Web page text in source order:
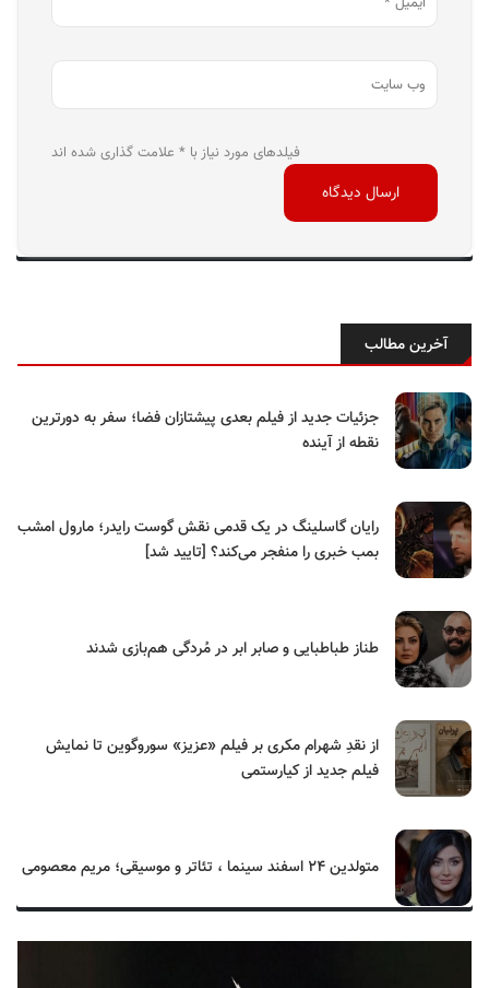
فیلدهای مورد نیاز با * علامت گذاری شده اند
آخرین مطالب
جزئیات جدید از فیلم بعدی پیشتازان فضا؛ سفر به دورترین
نقطه از آینده
رایان گاسلینگ در یک قدمی نقش گوست رایدر؛ مارول امشب
بمب خبری را منفجر می‌کند؟ [تایید شد]
طناز طباطبایی و صابر ابر در مُردگی هم‌بازی شدند
از نقدِ شهرام مکری بر فیلم «عزیز» سوروگوین تا نمایش
فیلم جدید از کیارستمی
متولدین ۲۴ اسفند سینما ، تئاتر و موسیقی؛ مریم معصومی